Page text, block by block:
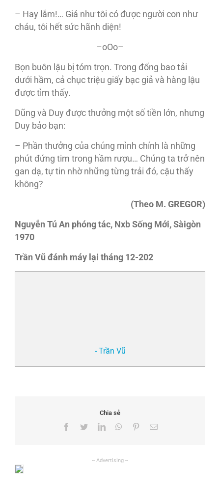
– Hay lắm!… Giá như tôi có được người con như
cháu, tôi hết sức hãnh diện!
–oOo–
Bọn buôn lậu bị tóm trọn. Trong đống bao tải
dưới hầm, cả chục triệu giấy bạc giả và hàng lậu
được tìm thấy.
Dũng và Duy được thưởng một số tiền lớn, nhưng
Duy bảo bạn:
– Phần thưởng của chúng mình chính là những
phút đứng tim trong hầm rượu… Chúng ta trở nên
gan dạ, tự tin nhờ những từng trải đó, cậu thấy
không?
(Theo M. GREGOR)
Nguyễn Tú An phóng tác, Nxb Sống Mới, Sàigòn
1970
Trần Vũ đánh máy lại tháng 12-202
- Trần Vũ
Chia sẻ
Facebook
TwitterLinkedInWhatsApp
PinterestEmail